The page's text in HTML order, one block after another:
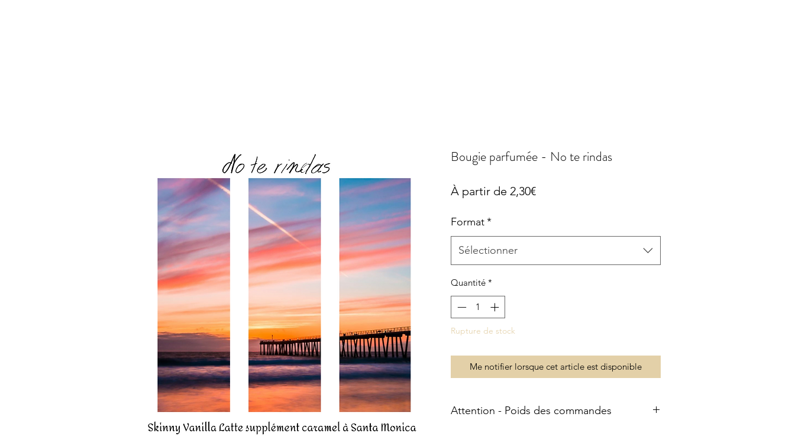
Bougie parfumée - No te rindas
À partir de 2,30€Prix
Format*
Sélectionner
Quantité *
Rupture de stock
Me notifier lorsque cet article est disponible
Attention - Poids des commandes